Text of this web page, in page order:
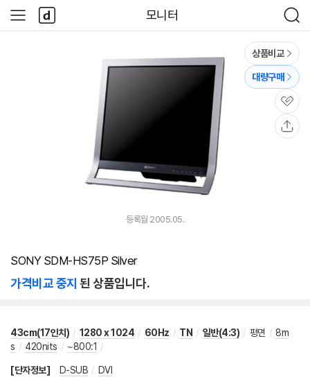
모니터
검
색
사
이
다
나
와
상품비교
대량구매
관
심
등록월 2005.05.
SONY SDM-HS75P Silver
가격비교 중지 된 상품입니다.
43cm(17인치) / 1280 x 1024 / 60Hz / TN / 일반(4:3) / 평면 / 8m
s / 420nits / ~800:1 /
[단자정보] D-SUB / DVI